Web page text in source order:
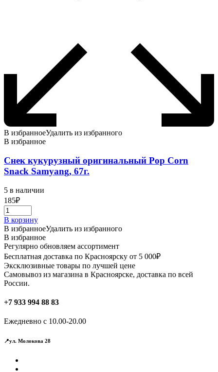
В избранноеУдалить из избранного
В избранное
Снек кукурузный оригинальный Pop Corn
Snack Samyang, 67г.
5 в наличии
185₽
В корзину
В избранноеУдалить из избранного
В избранное
Регулярно обновляем ассортимент
Бесплатная доставка по Красноярску от 5 000₽
Эксклюзивные товары по лучшей цене
Самовывоз из магазина в Красноярске, доставка по всей
России.
+7 933 994 88 83
Ежедневно с 10.00-20.00
📍ул. Молокова 28